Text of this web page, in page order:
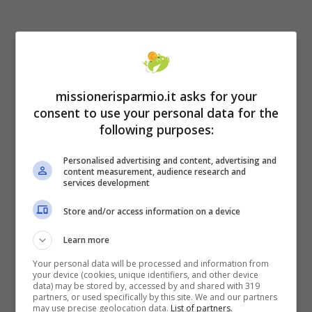
Non sembra essere il momento migliore per
scegliere i mutui a tasso variabile per
acquistare una casa. coloro che stipulano un
mutuo di questo tipo, infatti, dovranno pagare
fa. A fine luglio, infatti, i tassi erano tra il
dell’inflazione, stimata tra il l’8 e il 9%, la bce
ha dovuto alzare i tassi. Le previsioni
indicate da Francoforte forniscono alcune
indicazioni su quello che potrebbe essere il
missionerisparmio.it asks for your
consent to use your personal data for the
following purposes:
Personalised advertising and content, advertising and
content measurement, audience research and
services development
Store and/or access information on a device
Learn more
Your personal data will be processed and information from
your device (cookies, unique identifiers, and other device
data) may be stored by, accessed by and shared with 319
partners, or used specifically by this site. We and our partners
may use precise geolocation data. List of partners.